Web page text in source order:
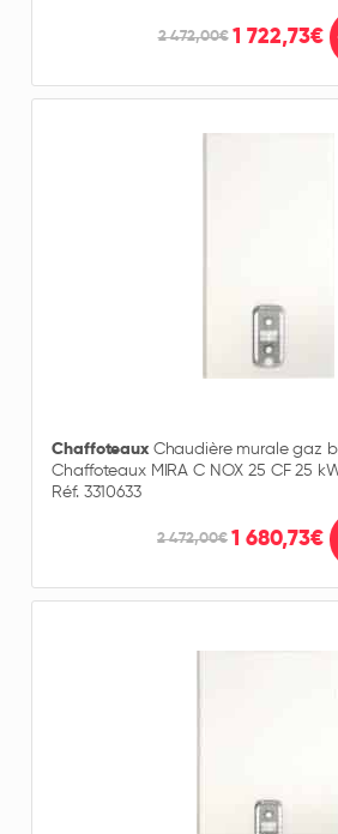
2 472,00€ 1 722,73€
ChaffoteauxChaudière murale gaz
Chaffoteaux MIRA C NOX 25 CF 25
Réf. 3310633
2 472,00€ 1 680,73€